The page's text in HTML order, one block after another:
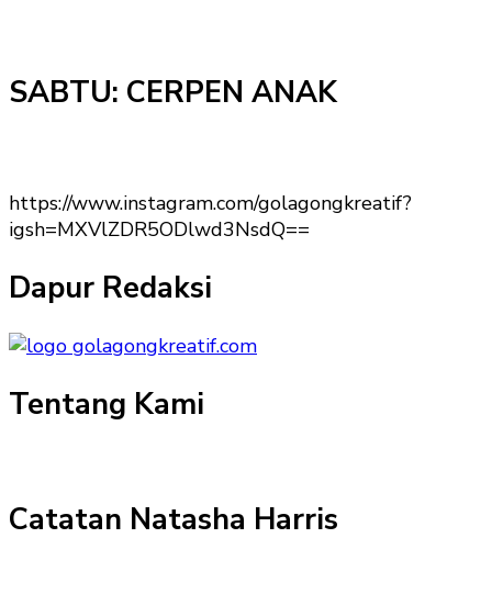
SABTU: CERPEN ANAK
https://www.instagram.com/golagongkreatif?
igsh=MXVlZDR5ODlwd3NsdQ==
Dapur Redaksi
Tentang Kami
Catatan Natasha Harris